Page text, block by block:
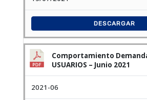
DESCARGAR
Comportamiento Demanda
USUARIOS – Junio 2021
2021-06